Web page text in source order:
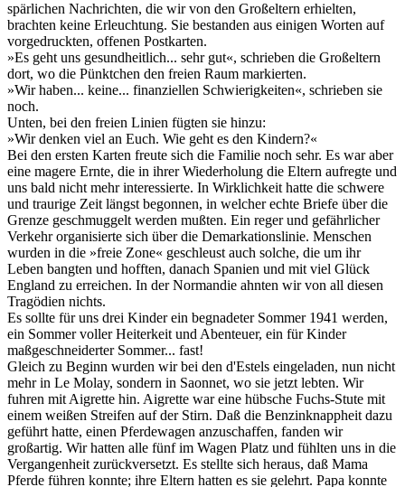
spärlichen Nachrichten, die wir von den Großeltern erhielten,
brachten keine Erleuchtung. Sie bestanden aus einigen Worten auf
vorgedruckten, offenen Postkarten.
»Es geht uns gesundheitlich... sehr gut«, schrieben die Großeltern
dort, wo die Pünktchen den freien Raum markierten.
»Wir haben... keine... finanziellen Schwierigkeiten«, schrieben sie
noch.
Unten, bei den freien Linien fügten sie hinzu:
»Wir denken viel an Euch. Wie geht es den Kindern?«
Bei den ersten Karten freute sich die Familie noch sehr. Es war aber
eine magere Ernte, die in ihrer Wiederholung die Eltern aufregte und
uns bald nicht mehr interessierte. In Wirklichkeit hatte die schwere
und traurige Zeit längst begonnen, in welcher echte Briefe über die
Grenze geschmuggelt werden mußten. Ein reger und gefährlicher
Verkehr organisierte sich über die Demarkationslinie. Menschen
wurden in die »freie Zone« geschleust auch solche, die um ihr
Leben bangten und hofften, danach Spanien und mit viel Glück
England zu erreichen. In der Normandie ahnten wir von all diesen
Tragödien nichts.
Es sollte für uns drei Kinder ein begnadeter Sommer 1941 werden,
ein Sommer voller Heiterkeit und Abenteuer, ein für Kinder
maßgeschneiderter Sommer... fast!
Gleich zu Beginn wurden wir bei den d'Estels eingeladen, nun nicht
mehr in Le Molay, sondern in Saonnet, wo sie jetzt lebten. Wir
fuhren mit Aigrette hin. Aigrette war eine hübsche Fuchs-Stute mit
einem weißen Streifen auf der Stirn. Daß die Benzinknappheit dazu
geführt hatte, einen Pferdewagen anzuschaffen, fanden wir
großartig. Wir hatten alle fünf im Wagen Platz und fühlten uns in die
Vergangenheit zurückversetzt. Es stellte sich heraus, daß Mama
Pferde führen konnte; ihre Eltern hatten es sie gelehrt. Papa konnte